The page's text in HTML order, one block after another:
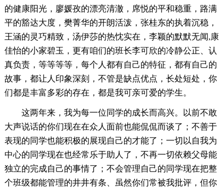
的健康阳光，廖媛孜的漂亮清澈，席悦的平和稳重，路满
平的豁达大度，樊菁华的开朗活泼，张桂东的执着沉稳，
王涵的灵巧精致，汤伊莎的热忱实在，李颖的默默无闻,康
佳怡的小家碧玉，更有咱们的班长李可欣的冷静公正、认
真负责，等等等等，每个人都有自己的特征，都有自己的
故事，都让人印象深刻，不管是缺点优点，长处短处，你
们都是丰富多彩的存在，都是我可亲可爱的学生。
这两年来，我为每一位同学的成长而高兴。以前不敢
大声说话的你们现在在众人面前也能侃侃而谈了；不善于
表现的同学也能积极的展现自己的才能了；一切以自我为
中心的同学现在也经常乐于助人了，不再一切依赖父母能
独立的完成自己的事情了；不会管理自己的同学现在把整
个班级都能管理的井井有条、虽然你们常被我批评，但你